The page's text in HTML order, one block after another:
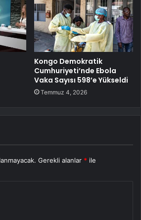
Kongo Demokratik
Cumhuriyeti’nde Ebola
Vaka Sayısı 598’e Yükseldi
Temmuz 4, 2026
Gerekli alanlar * ile